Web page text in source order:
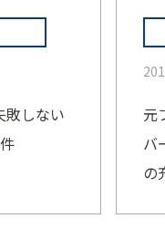
敗しない
元
バ
の